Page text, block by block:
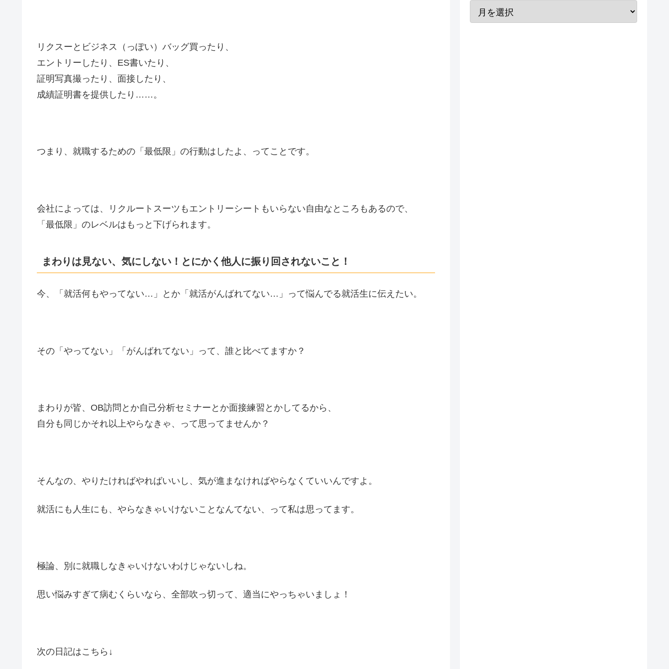
リクスーとビジネス（っぽい）バッグ買ったり、
エントリーしたり、ES書いたり、
証明写真撮ったり、面接したり、
成績証明書を提供したり……。
つまり、就職するための「最低限」の行動はしたよ、ってことです。
会社によっては、リクルートスーツもエントリーシートもいらない自由なところもあるので、
「最低限」のレベルはもっと下げられます。
まわりは見ない、気にしない！とにかく他人に振り回されないこと！
今、「就活何もやってない…」とか「就活がんばれてない…」って悩んでる就活生に伝えたい。
その「やってない」「がんばれてない」って、誰と比べてますか？
まわりが皆、OB訪問とか自己分析セミナーとか面接練習とかしてるから、
自分も同じかそれ以上やらなきゃ、って思ってませんか？
そんなの、やりたければやればいいし、気が進まなければやらなくていいんですよ。
就活にも人生にも、やらなきゃいけないことなんてない、って私は思ってます。
極論、別に就職しなきゃいけないわけじゃないしね。
思い悩みすぎて病むくらいなら、全部吹っ切って、適当にやっちゃいましょ！
次の日記はこちら↓